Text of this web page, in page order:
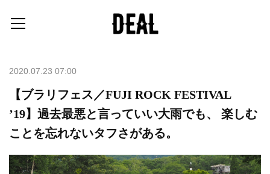
2020.07.23 07:00
【ブラリフェス／FUJI ROCK FESTIVAL
’19】過去最悪と言っていい大雨でも、 楽しむ
ことを忘れないタフさがある。